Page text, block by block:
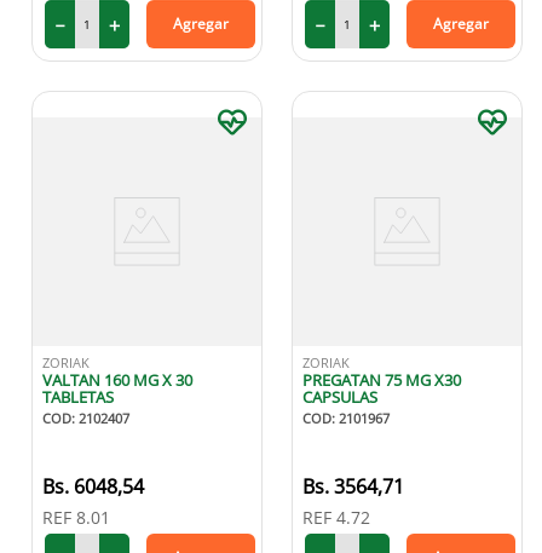
＋
－ Agregar
＋
－ Agregar
ZORIAK
VALTAN 160 MG X 30
TABLETAS
COD: 2102407
6048,54
REF 8.01
ZORIAK
PREGATAN 75 MG X30
CAPSULAS
COD: 2101967
3564,71
REF 4.72